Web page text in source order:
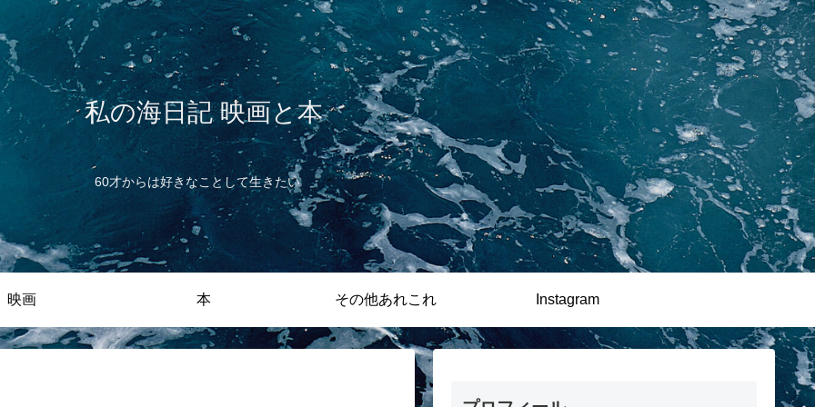
私の海日記 映画と本
60才からは好きなことして生きたい
映画 本 その他あれこれ Instagram